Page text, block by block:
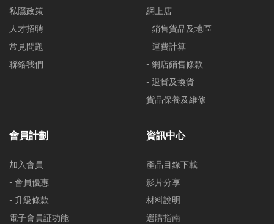
私隱政策
人才招聘
常見問題
聯絡我們
網上店
- 銷售貨品及地區
- 運費計算
- 網店銷售條款
- 退貨及換貨
貨品保養及維修
會員計劃
加入會員
- 會員優惠
- 升級條款
電子會員証功能
資訊中心
產品目錄下載
影片分享
材料說明
選購指南